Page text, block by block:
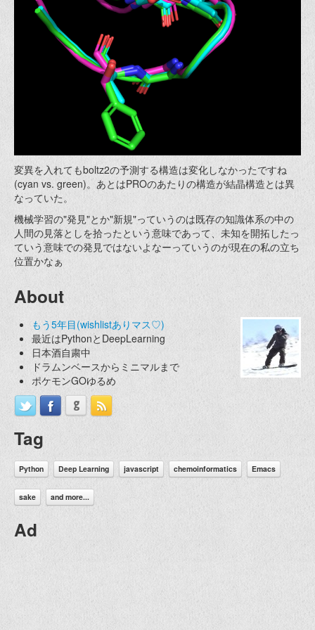
変異を入れてもboltz2の予測する構造は変化しなかったですね
(cyan vs. green)。あとはPROのあたりの構造が結晶構造とは異
なっていた。
機械学習の"発見"とか"新規"っていうのは既存の知識体系の中の
人間の見落としを拾ったという意味であって、未知を開拓したっ
ていう意味での発見ではないよなーっていうのが現在の私の立ち
位置かなぁ
About
もう5年目(wishlistありマス♡)
最近はPythonとDeepLearning
日本酒自粛中
ドラムンベースからミニマルまで
ポケモンGOゆるめ
Tag
Python Deep Learning javascript chemoinformatics Emacs
sake and more...
Ad